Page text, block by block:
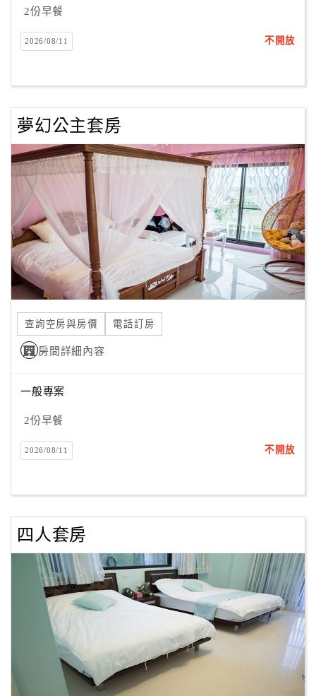
員
戶
客
服
聯
單
Line
線
上
客
服
紅
利
查
訂
房
Q&A
旅
卡
2份早餐
2026/08/11 不開放
夢幻公主套房
查詢空房與房價 電話訂房
房間詳細內容
一般專案
2份早餐
2026/08/11 不開放
四人套房